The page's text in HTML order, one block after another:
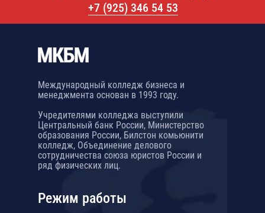
+7 (925) 346 54 53
Международный колледж бизнеса и
менеджмента основан в 1993 году.
Учредителями колледжа выступили
Центральный банк России, Министерство
образования России, Билстон комьюнити
колледж, Объединение делового
сотрудничества союза юристов России и
ряд физических лиц.
Режим работы